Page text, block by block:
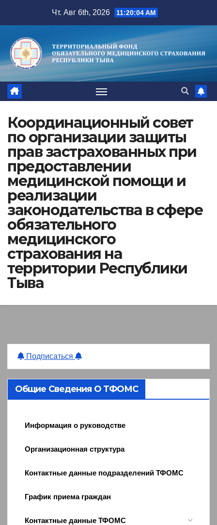
содержимому
Чт. Авг 6th, 2026 11:20:04 AM
Координационный совет
по организации защиты
прав застрахованных при
предоставлении
медицинской помощи и
реализации
законодательства в сфере
обязательного
медицинского
страхования на
территории Республики
Тыва
Подписаться
Общие Сведения О ТФОМС
Информация о руководстве
Организационная структура
Контактные данные подразделений ТФОМС
График приема граждан
Контактные данные ТФОМС